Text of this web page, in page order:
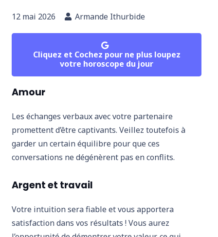
12 mai 2026 Armande Ithurbide
Cliquez et Cochez pour ne plus loupez
votre horoscope du jour
Amour
Les échanges verbaux avec votre partenaire
promettent d’être captivants. Veillez toutefois à
garder un certain équilibre pour que ces
conversations ne dégénèrent pas en conflits.
Argent et travail
Votre intuition sera fiable et vous apportera
satisfaction dans vos résultats ! Vous aurez